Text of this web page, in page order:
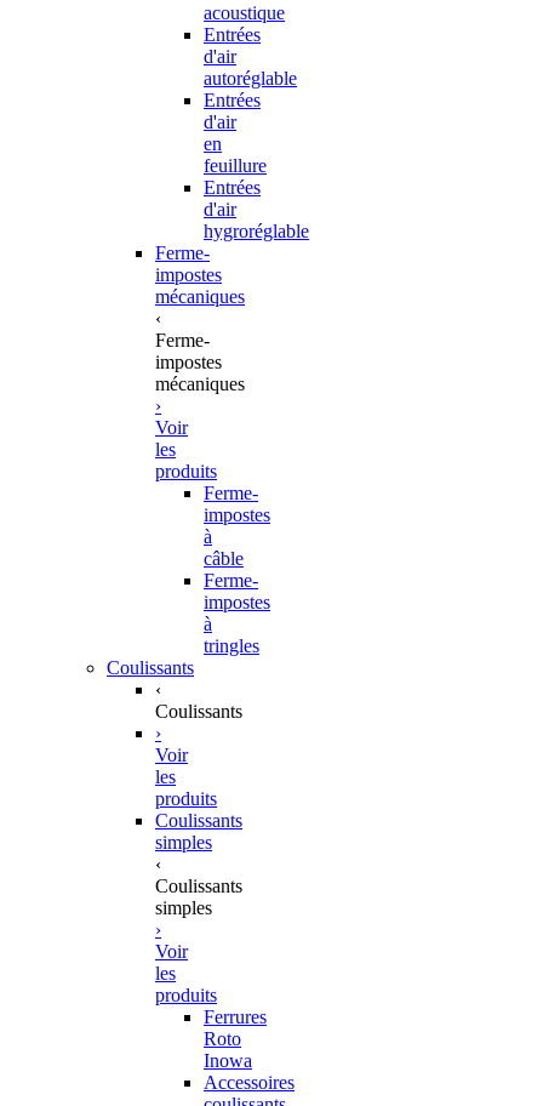
acoustique
Entrées
d'air
autoréglable
Entrées
d'air
en
feuillure
Entrées
d'air
hygroréglable
Ferme-
impostes
mécaniques
‹
Ferme-
impostes
mécaniques
›
Voir
les
produits
Ferme-
impostes
à
câble
Ferme-
impostes
à
tringles
Coulissants
‹
Coulissants
›
Voir
les
produits
Coulissants
simples
‹
Coulissants
simples
›
Voir
les
produits
Ferrures
Roto
Inowa
Accessoires